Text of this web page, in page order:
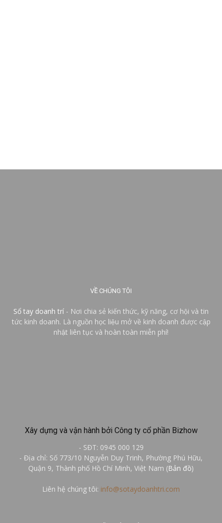
VỀ CHÚNG TÔI
Sổ tay doanh trí - Nơi chia sẻ kiến thức, kỹ năng, cơ hội và tin
tức kinh doanh. Là nguồn học liệu mở về kinh doanh được cập
nhật liên tục và hoàn toàn miễn phí!
Xây dựng và vận hành bởi Công ty cổ phần Bizhow
- SĐT: 0945 000 129
- Địa chỉ: Số 773/10 Nguyễn Duy Trinh, Phường Phú Hữu,
Quận 9, Thành phố Hồ Chí Minh, Việt Nam (Bản đồ)
Liên hệ chúng tôi: info@sotaydoanhtri.com